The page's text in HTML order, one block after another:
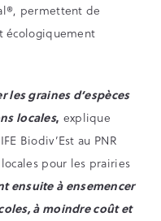
permettent de
écologiquement
les graines d’espèces
locales, explique
Biodiv’Est au PNR
pour les prairies
ensuite à ensemencer
à moindre coût et